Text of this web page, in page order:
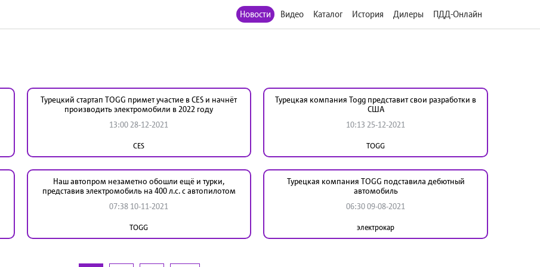
Новости Видео Каталог История Дилеры ПДД-Онлайн
Турецкий стартап TOGG примет участие в CES и начнёт
производить электромобили в 2022 году
13:00 28-12-2021
CES
Турецкая компания Togg представит свои разработки в
США
10:13 25-12-2021
TOGG
Наш автопром незаметно обошли ещё и турки,
представив электромобиль на 400 л.с. с автопилотом
07:38 10-11-2021
TOGG
Турецкая компания TOGG подставила дебютный
автомобиль
06:30 09-08-2021
электрокар